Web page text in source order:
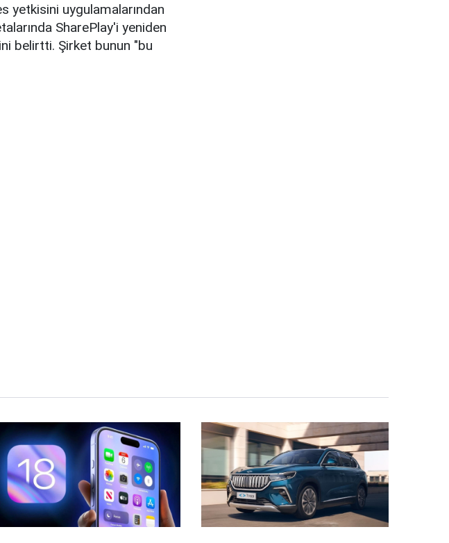
yetkisini uygulamalarından
SharePlay'i yeniden
belirtti. Şirket bunun "bu